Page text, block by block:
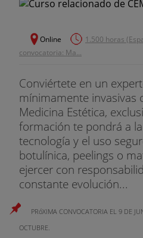
Online 1.500 horas
convocatoria: Ma...
Conviértete en un
mínimamente invasivas
Medicina Estética,
formación te pondrá a
tecnología y el uso
botulínica, peelings o
ejercer con
constante evolución...
PRóXIMA CONVOCATORIA EL 9 DE
OCTUBRE.